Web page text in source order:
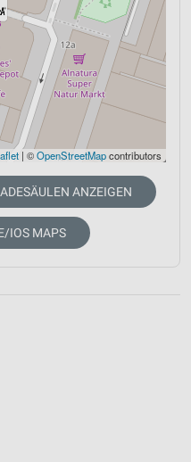
| ©OpenStreetMapcontributors
ANZEIGEN
IOS MAPS